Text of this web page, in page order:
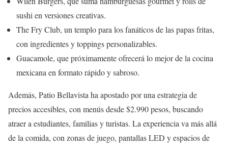
sushi en versiones creativas.
The Fry Club, un templo para los fanáticos de las papas fritas,
con ingredientes y toppings personalizables.
Guacamole, que próximamente ofrecerá lo mejor de la cocina
mexicana en formato rápido y sabroso.
Además, Patio Bellavista ha apostado por una estrategia de
precios accesibles, con menús desde $2.990 pesos, buscando
atraer a estudiantes, familias y turistas. La experiencia va más allá
de la comida, con zonas de juego, pantallas LED y espacios de